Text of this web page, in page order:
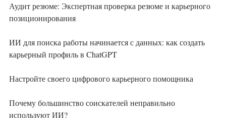
Аудит резюме: Экспертная проверка резюме и карьерного
позиционирования
ИИ для поиска работы начинается с данных: как создать
карьерный профиль в ChatGPT
Настройте своего цифрового карьерного помощника
Почему большинство соискателей неправильно
используют ИИ?